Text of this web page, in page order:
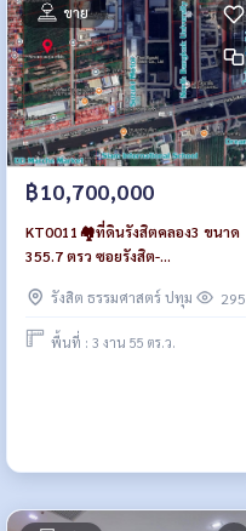
ขาย
฿10,700,000
KT0011🏘️ที่ดินรังสิตคลอง3 ขนาด
355.7 ตรว ซอยรังสิต-
มหาวิทยาลัยนอร์ทกรุงเทพ
รังสิต ธรรมศาสตร์ ปทุม 295
พื้นที่ : 3 งาน 55 ตร.ว.